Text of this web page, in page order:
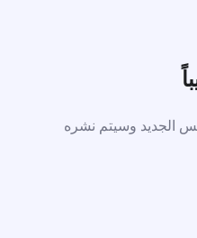
الجديد وسيتم نشره